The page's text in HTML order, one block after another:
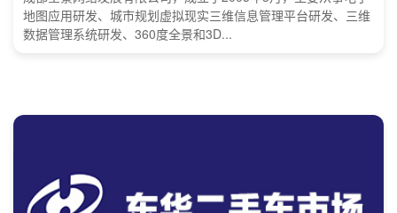
地图应用研发、城市规划虚拟现实三维信息管理平台研发、三维
数据管理系统研发、360度全景和3D...